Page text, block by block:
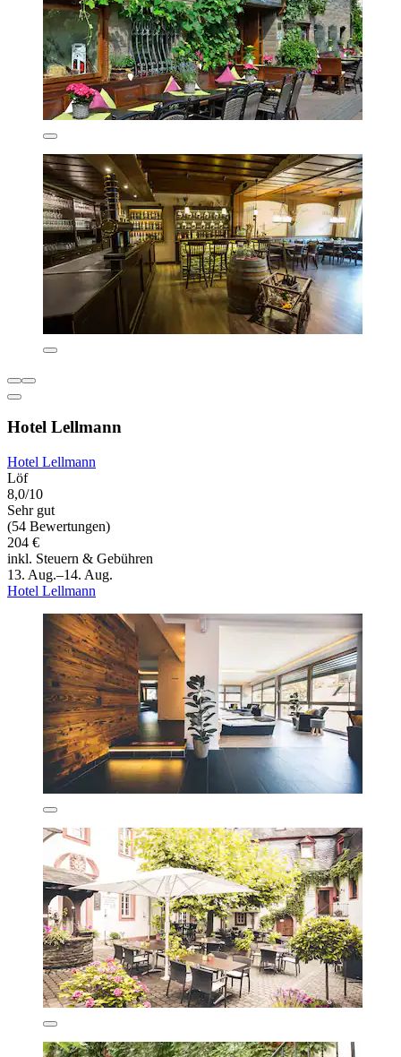
Hotel Lellmann
Hotel Lellmann
Löf
8,0/10
Sehr gut
(54 Bewertungen)
204 €
inkl. Steuern & Gebühren
13. Aug.–14. Aug.
Hotel Lellmann